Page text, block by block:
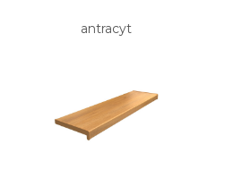
antracyt